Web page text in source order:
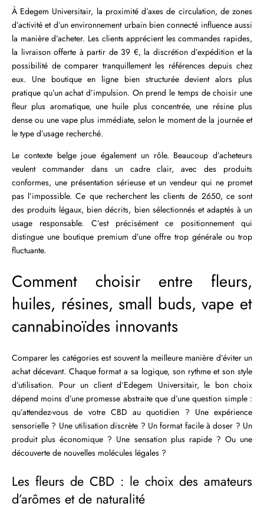
À Edegem Universitair, la proximité d’axes de circulation, de zones
d’activité et d’un environnement urbain bien connecté influence aussi
la manière d’acheter. Les clients apprécient les commandes rapides,
la livraison offerte à partir de 39 €, la discrétion d’expédition et la
possibilité de comparer tranquillement les références depuis chez
eux. Une boutique en ligne bien structurée devient alors plus
pratique qu’un achat d’impulsion. On prend le temps de choisir une
fleur plus aromatique, une huile plus concentrée, une résine plus
dense ou une vape plus immédiate, selon le moment de la journée et
le type d’usage recherché.
Le contexte belge joue également un rôle. Beaucoup d’acheteurs
veulent commander dans un cadre clair, avec des produits
conformes, une présentation sérieuse et un vendeur qui ne promet
pas l’impossible. Ce que recherchent les clients de 2650, ce sont
des produits légaux, bien décrits, bien sélectionnés et adaptés à un
usage responsable. C’est précisément ce positionnement qui
distingue une boutique premium d’une offre trop générale ou trop
fluctuante.
Comment choisir entre fleurs,
huiles, résines, small buds, vape et
cannabinoïdes innovants
Comparer les catégories est souvent la meilleure manière d’éviter un
achat décevant. Chaque format a sa logique, son rythme et son style
d’utilisation. Pour un client d’Edegem Universitair, le bon choix
dépend moins d’une promesse abstraite que d’une question simple :
qu’attendez-vous de votre CBD au quotidien ? Une expérience
sensorielle ? Une utilisation discrète ? Un format facile à doser ? Un
produit plus économique ? Une sensation plus rapide ? Ou une
découverte de nouvelles molécules légales ?
Les fleurs de CBD : le choix des amateurs
d’arômes et de naturalité